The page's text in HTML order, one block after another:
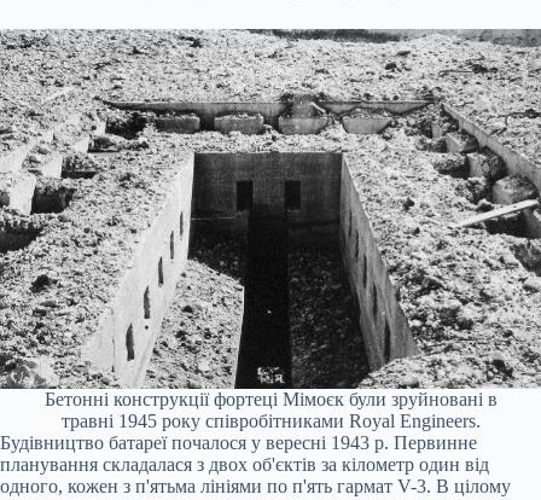
Бетонні конструкції фортеці Мімоєк були зруйновані в
травні 1945 року співробітниками Royal Engineers.
Будівництво батареї почалося у вересні 1943 р. Первинне
планування складалася з двох об'єктів за кілометр один від
одного, кожен з п'ятьма лініями по п'ять гармат V-3. В цілому